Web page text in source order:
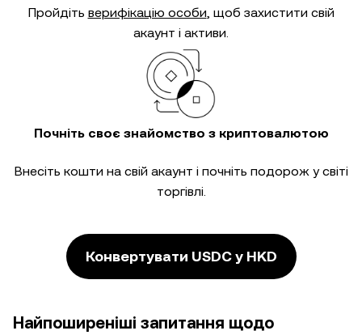
Пройдіть верифікацію особи, щоб захистити свій
акаунт і активи.
Почніть своє знайомство з криптовалютою
Внесіть кошти на свій акаунт і почніть подорож у світі
торгівлі.
Конвертувати USDC у HKD
Найпоширеніші запитання щодо